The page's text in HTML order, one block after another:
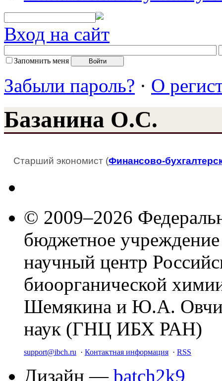
Вход на сайт
Запомнить меня
Забыли пароль? · О
Базанина О.С.
Старший экономист (Финансово-
© 2009–2026
бюджетное
научный центр
биоорганической
Шемякина и Ю.А.
наук (ГНЦ ИБХ РАН)
support@ibch.ru · Контактная информация · RSS
Дизайн — batch2k9